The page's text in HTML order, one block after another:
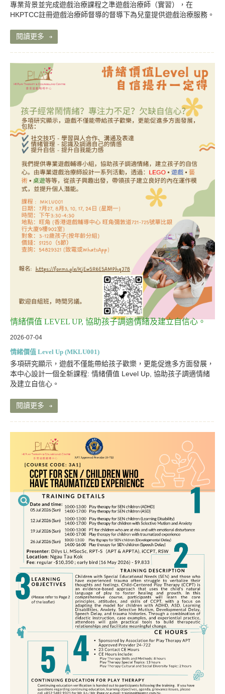
專業背景並完成遊戲治療課程之準遊戲治療師（實習），在
HKPTCC註冊遊戲治療師督導的督導下為兒童提供遊戲治療服務。
閱讀更多
情緒價值 LEVEL UP, 協助孩子調適情緒及建立自信心。
2026-07-04
情緒價值 Level Up (MKLU001)
多項研究顯示，遊戲不僅能帶給孩子歡樂，更能促進多方面發展，
本中心設計一個全新課程: 情緒價值 Level Up, 協助孩子調適情緒
及建立自信心。
閱讀更多